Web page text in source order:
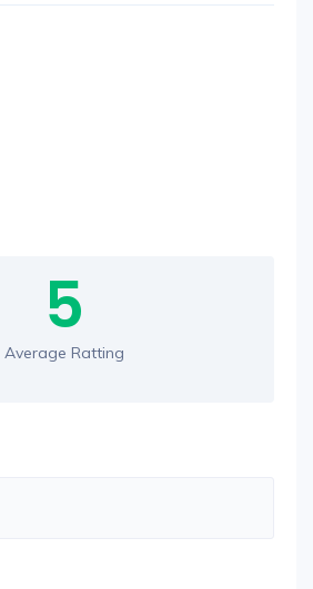
5
Average Ratting